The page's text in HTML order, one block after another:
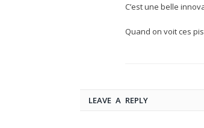
C’est une belle
Quand on voit ces
LEAVE A REPLY